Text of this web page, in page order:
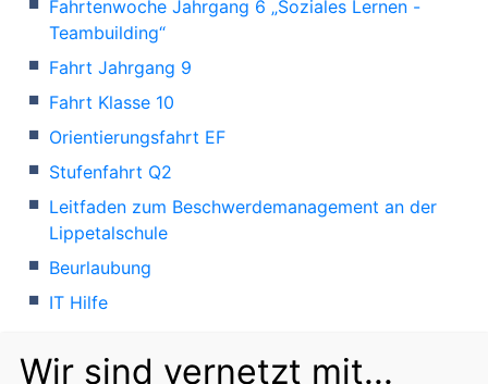
Fahrtenwoche Jahrgang 6 „Soziales Lernen -
Teambuilding“
Fahrt Jahrgang 9
Fahrt Klasse 10
Orientierungsfahrt EF
Stufenfahrt Q2
Leitfaden zum Beschwerdemanagement an der
Lippetalschule
Beurlaubung
IT Hilfe
Wir sind vernetzt mit...